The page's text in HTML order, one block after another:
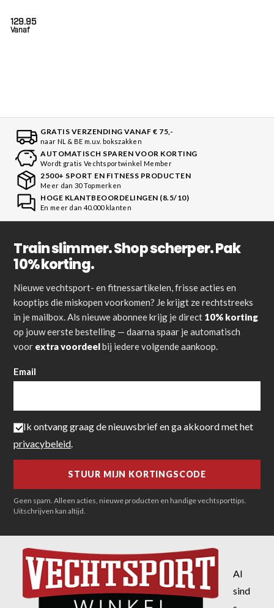
Vanaf
129.95
GRATIS VERZENDING VANAF € 75,-
naar NL & BE m.u.v. bokszakken
AUTOMATISCH SPAREN VOOR KORTING
Wordt gratis Vechtsportwinkel Member
2500+ SPORT EN FITNESS PRODUCTEN
Meer dan 30 Topmerken
HOGE KLANTBEOORDELINGEN (8.5/10)
En meer dan 40.000 klanten
Train slimmer. Shop scherper. Pak
10% korting.
Nieuwe vechtsport- en fitnessartikelen, frisse acties en
kooptips die miskopen voorkomen? Je krijgt ze rechtstreeks
in je mailbox. Als nieuwe abonnee krijg je direct 10% korting
op jouw eerste bestelling — daarna spaar je automatisch
voor extra voordeelbij iedere volgende aankoop.
Email
Ik ontvang graag de nieuwsbrief en ga akkoord met het
privacybeleid
Geen spam. Alleen acties, nieuwe producten en handige vechtsporttips.
Uitschrijven kan altijd.
Al
sind